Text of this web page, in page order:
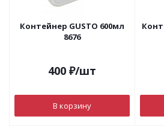
Контейнер GUSTO 600мл
8676
400 ₽/шт
В корзину